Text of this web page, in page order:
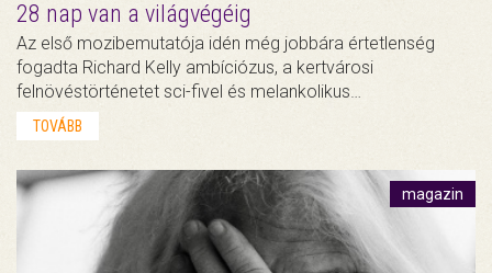
28 nap van a világvégéig
Az első mozibemutatója idén még jobbára értetlenség
fogadta Richard Kelly ambíciózus, a kertvárosi
felnövéstörténetet sci-fivel és melankolikus…
TOVÁBB
magazin